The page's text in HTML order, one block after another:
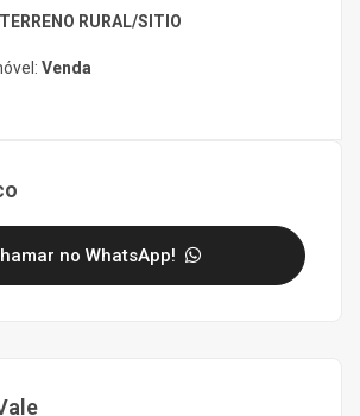
TERRENO RURAL/SITIO
Venda
no WhatsApp!